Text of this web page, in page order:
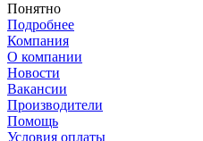
Понятно
Подробнее
Компания
О компании
Новости
Вакансии
Производители
Помощь
Условия оплаты